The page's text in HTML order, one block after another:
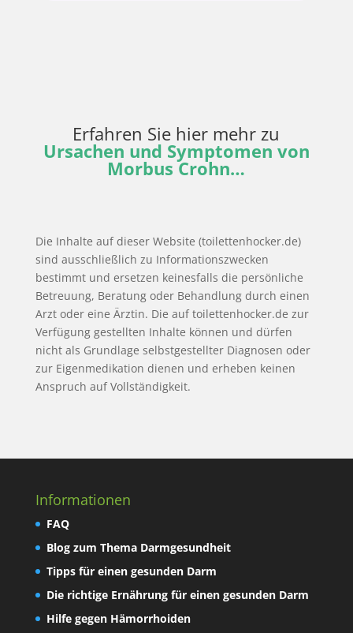
Erfahren Sie hier mehr zu
Ursachen und Symptomen von
Morbus Crohn…
Die Inhalte auf dieser Website (toilettenhocker.de)
sind ausschließlich zu Informationszwecken
bestimmt und ersetzen keinesfalls die persönliche
Betreuung, Beratung oder Behandlung durch einen
Arzt oder eine Ärztin. Die auf toilettenhocker.de zur
Verfügung gestellten Inhalte können und dürfen
nicht als Grundlage selbstgestellter Diagnosen oder
zur Eigenmedikation dienen und erheben keinen
Anspruch auf Vollständigkeit.
Informationen
FAQ
Blog zum Thema Darmgesundheit
Tipps für einen gesunden Darm
Die richtige Ernährung für einen gesunden Darm
Hilfe gegen Hämorrhoiden